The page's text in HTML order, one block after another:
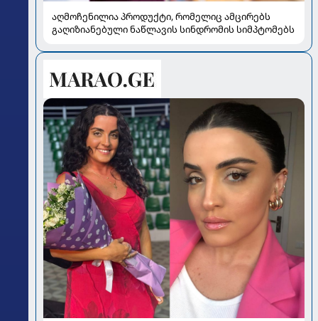
აღმოჩენილია პროდუქტი, რომელიც ამცირებს
გაღიზიანებული ნაწლავის სინდრომის სიმპტომებს